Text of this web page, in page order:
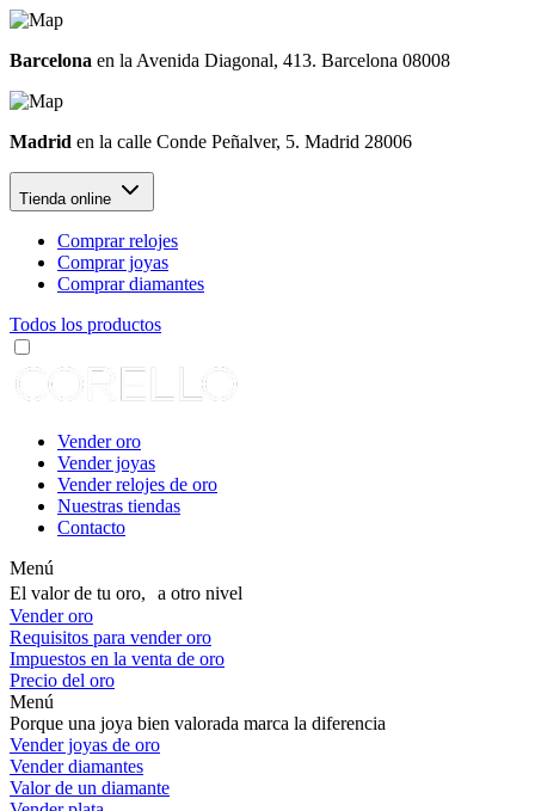
Barcelona en la Avenida Diagonal, 413. Barcelona 08008
Madrid en la calle Conde Peñalver, 5. Madrid 28006
Tienda online
Comprar relojes
Comprar joyas
Comprar diamantes
Todos los productos
Vender oro
Vender joyas
Vender relojes de oro
Nuestras tiendas
Contacto
Menú
El valor de tu oro, a otro nivel
Vender oro
Requisitos para vender oro
Impuestos en la venta de oro
Precio del oro
Menú
Porque una joya bien valorada marca la diferencia
Vender joyas de oro
Vender diamantes
Valor de un diamante